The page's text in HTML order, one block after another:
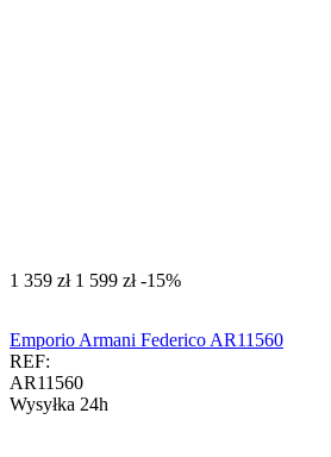
‍1 359‍ zł ‍1 599‍ zł -15%
Emporio Armani Federico AR11560
REF:
AR11560
Wysyłka 24h